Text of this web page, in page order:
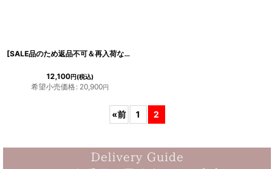
[SALE品のため返品不可＆再入荷なしの現品限り][韓国製][rinfarre]シンプル・ドレープ・マット
12,100円(税込)
希望小売価格: 20,900円
«前 1 2